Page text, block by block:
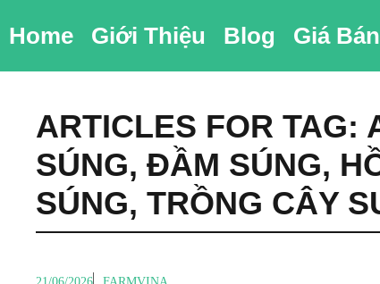
đếnHome Giới Thiệu Blog Giá Bán
ARTICLES FOR TAG:
SÚNG, ĐẦM SÚNG,
SÚNG, TRỒNG CÂY